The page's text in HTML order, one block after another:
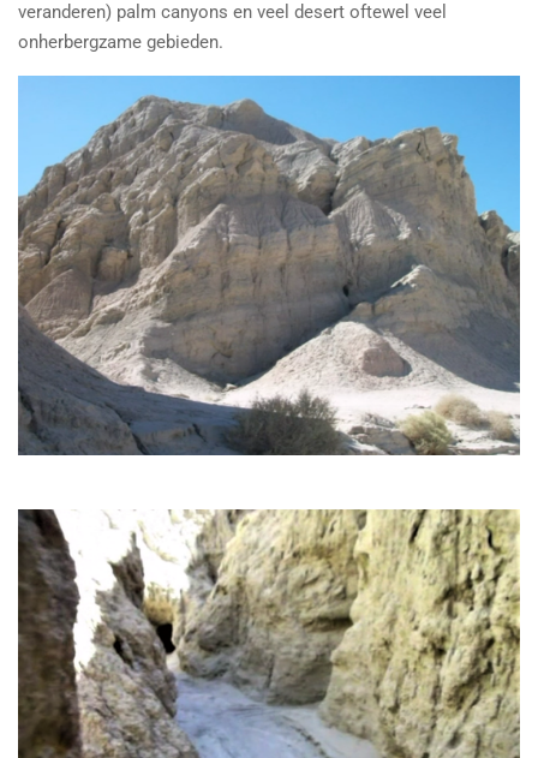
veranderen) palm canyons en veel desert oftewel veel
onherbergzame gebieden.